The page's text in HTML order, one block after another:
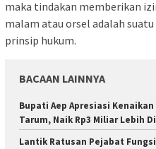
maka tindakan memberikan
malam atau orsel adalah
prinsip hukum.
BACAAN LAINNYA
Bupati Aep Apresiasi
Tarum, Naik Rp3 Miliar Lebih
Lantik Ratusan Pejabat